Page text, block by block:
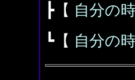
┣【 自分の
┗【 自分の